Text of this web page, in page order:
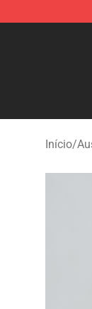
Início/